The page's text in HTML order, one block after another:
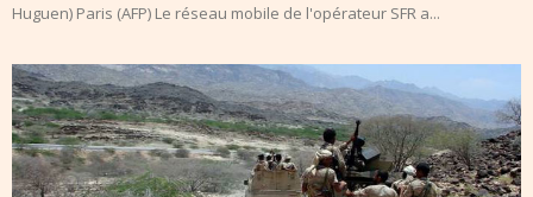
Huguen) Paris (AFP) Le réseau mobile de l'opérateur SFR a...